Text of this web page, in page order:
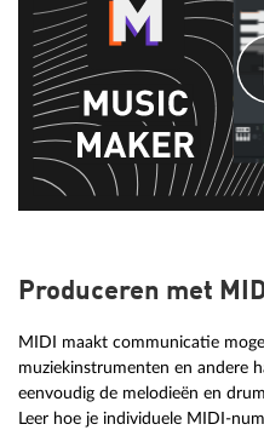
Produceren met
MIDI maakt communicatie
muziekinstrumenten en andere
eenvoudig de melodieën en
Leer hoe je individuele MIDI-